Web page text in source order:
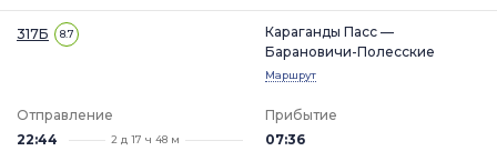
317Б 8.7
Караганды Пасс —
Барановичи-Полесские
Маршрут
Отправление
22:44
2 д 17 ч 48 м
Прибытие
07:36